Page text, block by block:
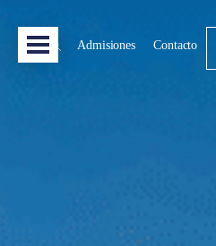
Admisiones Contacto